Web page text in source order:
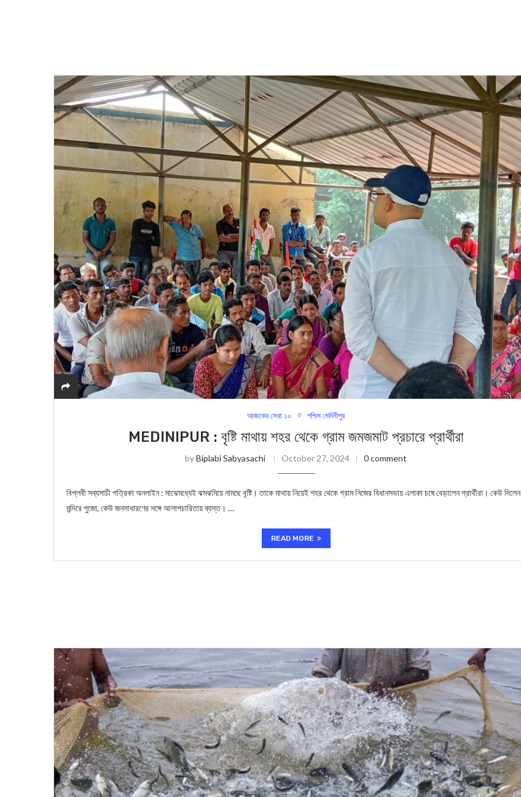
আজকের সেরা ১০ পশ্চিম মেদিনীপুর
MEDINIPUR : বৃষ্টি মাথায় শহর থেকে গ্রাম জমজমাট প্রচারে প্রার্থীরা
byBiplabi Sabyasachi October 27, 2024 0 comment
বিপ্লবী সব্যসাচী পত্রিকা অনলাইন : মাঝেমধ্যেই ঝমঝমিয়ে নামছে বৃষ্টি। তাকে মাথায় নিয়েই শহর থেকে গ্রাম নিজের বিধানসভায় এলাকা চষে বেড়ালেন প্রার্থীরা। কেউ দিলেন
মন্দিরে পুজো, কেউ জনসাধারণের সঙ্গে আলাপচারিতায় ব্যস্ত। …
READ MORE